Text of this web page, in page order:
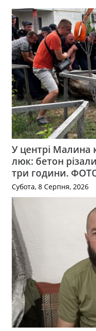
У центрі Малина
люк: бетон
три години.
Субота, 8 Серпня, 2026